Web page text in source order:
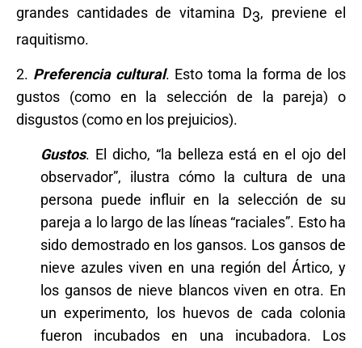
grandes cantidades de vitamina D3, previene el
raquitismo.
2. Preferencia cultural. Esto toma la forma de los
gustos (como en la selección de la pareja) o
disgustos (como en los prejuicios).
Gustos. El dicho, “la belleza está en el ojo del
observador”, ilustra cómo la cultura de una
persona puede influir en la selección de su
pareja a lo largo de las líneas “raciales”. Esto ha
sido demostrado en los gansos. Los gansos de
nieve azules viven en una región del Ártico, y
los gansos de nieve blancos viven en otra. En
un experimento, los huevos de cada colonia
fueron incubados en una incubadora. Los